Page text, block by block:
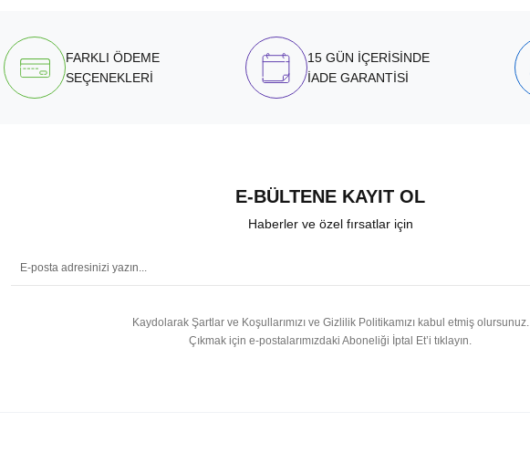
FARKLI ÖDEME
SEÇENEKLERİ
15 GÜN İÇERİSİNDE
İADE GARANTİSİ
E-BÜLTENE KAYIT OL
Haberler ve özel fırsatlar için
Kaydolarak Şartlar ve Koşullarımızı ve Gizlilik Politikamızı kabul etmiş olursunuz.
Çıkmak için e-postalarımızdaki Aboneliği İptal Et’i tıklayın.